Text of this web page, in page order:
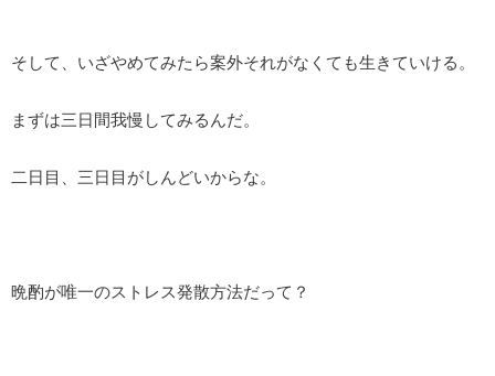
そして、いざやめてみたら案外それがなくても生きていける。
まずは三日間我慢してみるんだ。
二日目、三日目がしんどいからな。
晩酌が唯一のストレス発散方法だって？